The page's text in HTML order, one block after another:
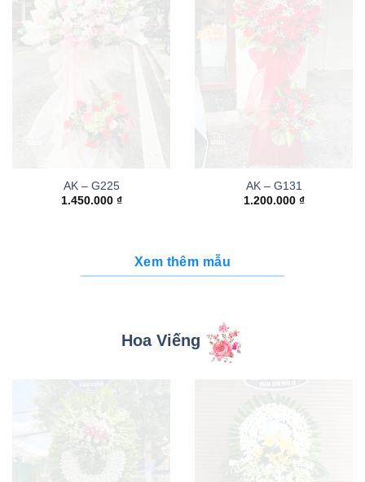
AK – G225
1.450.000 ₫
AK – G131
1.200.000 ₫
Xem thêm mẫu
Hoa Viếng